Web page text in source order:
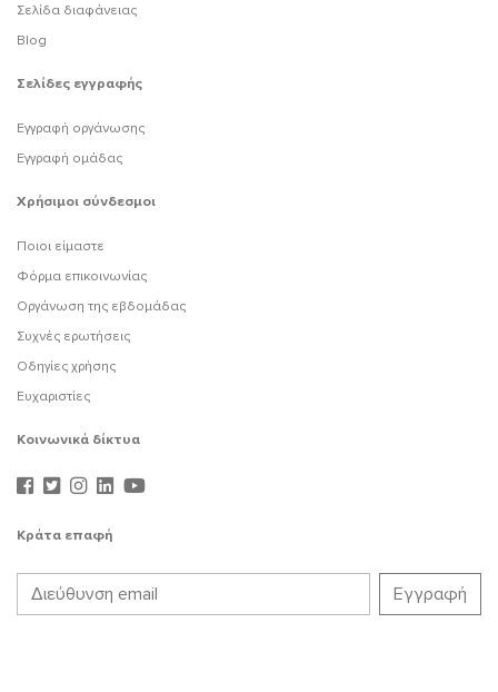
Σελίδα διαφάνειας
Blog
Σελίδες εγγραφής
Εγγραφή οργάνωσης
Εγγραφή ομάδας
Χρήσιμοι σύνδεσμοι
Ποιοι είμαστε
Φόρμα επικοινωνίας
Οργάνωση της εβδομάδας
Συχνές ερωτήσεις
Οδηγίες χρήσης
Ευχαριστίες
Κοινωνικά δίκτυα
Κράτα επαφή